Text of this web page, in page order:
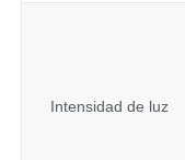
Intensidad de luz